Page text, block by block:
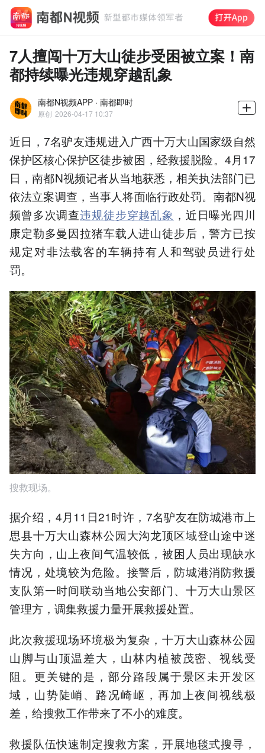
7人擅闯十万大山徒步受困被立案！南
都持续曝光违规穿越乱象
南都N视频APP · 南都即时
原创 2026-04-17 10:37
近日，7名驴友违规进入广西十万大山国家级自然
保护区核心保护区徒步被困，经救援脱险。4月17
日，南都N视频记者从当地获悉，相关执法部门已
依法立案调查，当事人将面临行政处罚。南都N视
频曾多次调查违规徒步穿越乱象 ，近日曝光四川
康定勒多曼因拉猪车载人进山徒步后，警方已按
规定对非法载客的车辆持有人和驾驶员进行处
罚。
搜救现场。
据介绍，4月11日21时许，7名驴友在防城港市上
思县十万大山森林公园大沟龙顶区域登山途中迷
失方向，山上夜间气温较低，被困人员出现缺水
情况，处境较为危险。接警后，防城港消防救援
支队第一时间联动当地公安部门、十万大山景区
管理方，调集救援力量开展救援处置。
此次救援现场环境极为复杂，十万大山森林公园
山脚与山顶温差大，山林内植被茂密、视线受
阻。更关键的是，部分路段属于景区未开发区
域，山势陡峭、路况崎岖，再加上夜间视线极
差，给搜救工作带来了不小的难度。
救援队伍快速制定搜救方案，开展地毯式搜寻，